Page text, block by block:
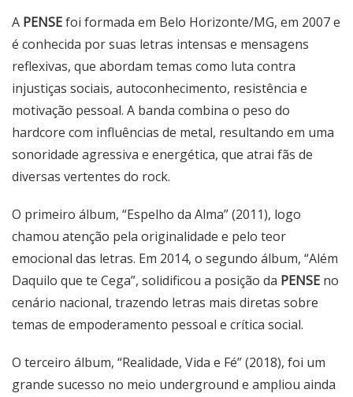
A PENSEfoi formada em Belo Horizonte/MG, em 2007 e
é conhecida por suas letras intensas e mensagens
reflexivas, que abordam temas como luta contra
injustiças sociais, autoconhecimento, resistência e
motivação pessoal. A banda combina o peso do
hardcore com influências de metal, resultando em uma
sonoridade agressiva e energética, que atrai fãs de
diversas vertentes do rock.
O primeiro álbum, “Espelho da Alma” (2011), logo
chamou atenção pela originalidade e pelo teor
emocional das letras. Em 2014, o segundo álbum, “Além
Daquilo que te Cega”, solidificou a posição da PENSE no
cenário nacional, trazendo letras mais diretas sobre
temas de empoderamento pessoal e crítica social.
O terceiro álbum, “Realidade, Vida e Fé” (2018), foi um
grande sucesso no meio underground e ampliou ainda